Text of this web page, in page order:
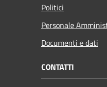
Politici
Personale
Documenti e dati
CONTATTI